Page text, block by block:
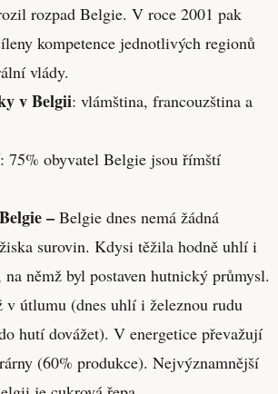
rozpad Belgie. V roce 2001 pak
kompetence jednotlivých regionů
vlády.
v Belgii: vlámština, francouzština a
: 75% obyvatel Belgie jsou římští
– Belgie dnes nemá žádná
surovin. Kdysi těžila hodně uhlí i
na němž byl postaven hutnický průmysl.
v útlumu (dnes uhlí i železnou rudu
hutí dovážet). V energetice převažují
(60% produkce). Nejvýznamnější